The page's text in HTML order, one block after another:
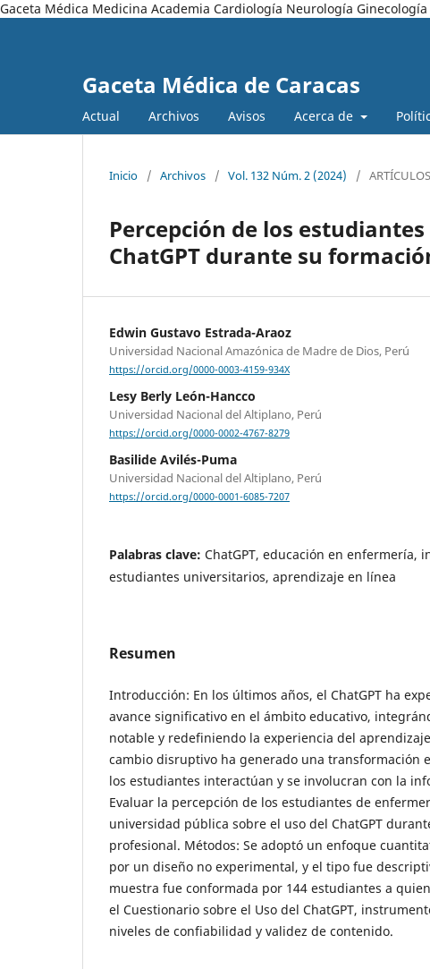
Gaceta Médica Medicina Academia Cardiología Neurología
Gaceta Médica de Caracas
Actual Archivos Avisos Acerca de
Inicio / Archivos / Vol. 132 Núm. 2 (2024) /
Percepción de los
ChatGPT durante su
Edwin Gustavo Estrada-Araoz
Universidad Nacional Amazónica de Madre de Dios, Perú
https://orcid.org/0000-0003-4159-934X
Lesy Berly León-Hancco
Universidad Nacional del Altiplano, Perú
https://orcid.org/0000-0002-4767-8279
Basilide Avilés-Puma
Universidad Nacional del Altiplano, Perú
https://orcid.org/0000-0001-6085-7207
Palabras clave: ChatGPT, educación en enfermería,
estudiantes universitarios, aprendizaje en línea
Resumen
Introducción: En los últimos años, el ChatGPT ha
avance significativo en el ámbito educativo,
notable y redefiniendo la experiencia del
cambio disruptivo ha generado una transformación
los estudiantes interactúan y se involucran con la
Evaluar la percepción de los estudiantes de
universidad pública sobre el uso del ChatGPT
profesional. Métodos: Se adoptó un enfoque
por un diseño no experimental, y el tipo fue
muestra fue conformada por 144 estudiantes a
el Cuestionario sobre el Uso del ChatGPT,
niveles de confiabilidad y validez de contenido.